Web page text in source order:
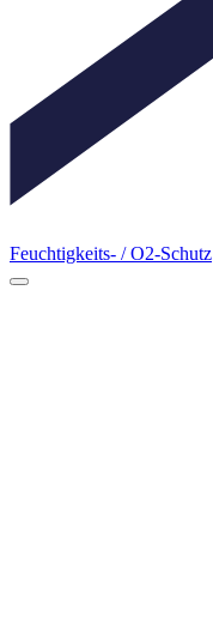
Feuchtigkeits- / O2-Schutz